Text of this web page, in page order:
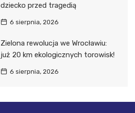
dziecko przed tragedią
6 sierpnia, 2026
Zielona rewolucja we Wrocławiu:
już 20 km ekologicznych torowisk!
6 sierpnia, 2026